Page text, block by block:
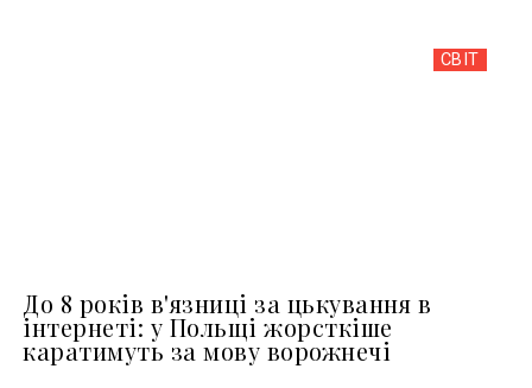
СВІТ
До 8 років в'язниці за цькування в
інтернеті: у Польщі жорсткіше
каратимуть за мову ворожнечі